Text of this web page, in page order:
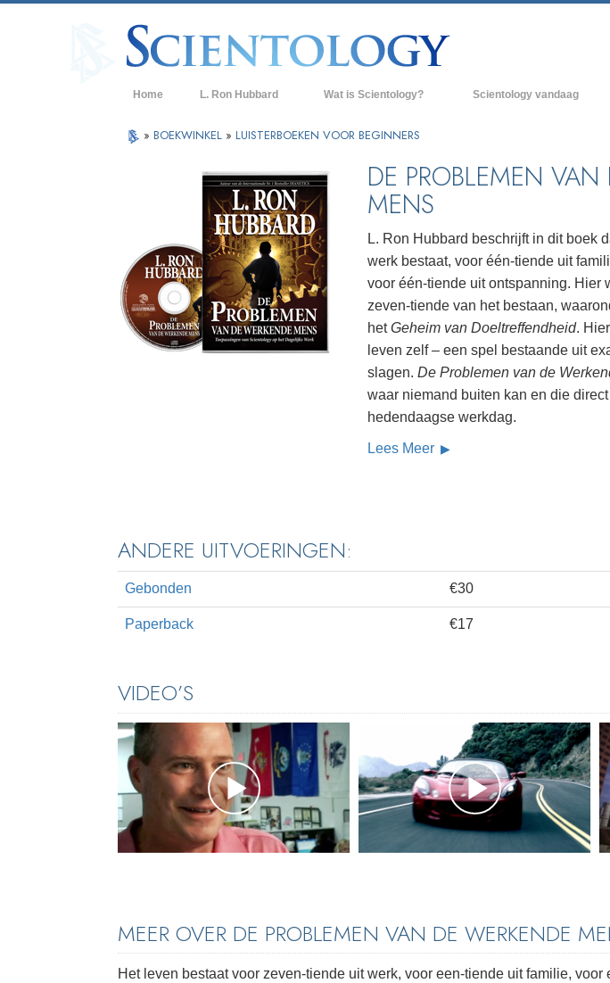
Home L. Ron Hubbard Wat is Scientology?
Wat scientologen zeggen over
Scientology
Maak kennis met een scientoloog
Binnen in een Kerk
De Grondbeginselen van Scientology
Een Inleiding tot Dianetics
Liefde en Haat –
Scientology vandaag
Freewinds
Scientology beschikbaar
hele wereld
David Miscavige - Kerkelijk
Scientology
» BOEKWINKEL » LUISTERBOEKEN VOOR BEGINNERS
DE PROBLEMEN VAN
MENS
L. Ron Hubbard beschrijft in dit boek
werk bestaat, voor één-tiende uit
voor één-tiende uit ontspanning. Hier
zeven-tiende van het bestaan,
hetGeheim van Doeltreffendheid.
leven zelf – een spel bestaande uit
slagen. De Problemen van de
waar niemand buiten kan en die
hedendaagse werkdag.
Lees Meer
ANDERE UITVOERINGEN:
Gebonden €30
Paperback €17
VIDEO’S
MEER OVER DE PROBLEMEN VAN DE WERKENDE
Het leven bestaat voor zeven-tiende uit werk, voor een-tiende uit familie,